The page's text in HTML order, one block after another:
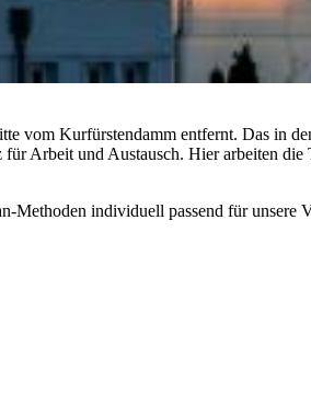
Kurfürstendamm entfernt. Das in
Arbeit und Austausch. Hier arbeiten
individuell passend für unsere